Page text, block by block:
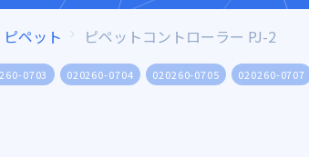
ピペット ピペットコントローラー PJ-2
0703 020260-0704 020260-0705 020260-0707